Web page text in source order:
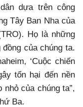
dựa trên công
Tây Ban Nha của
Họ là những
của chúng ta.
‘Cuộc chiến
tổn hại đến nền
của chúng ta”,
Ba.